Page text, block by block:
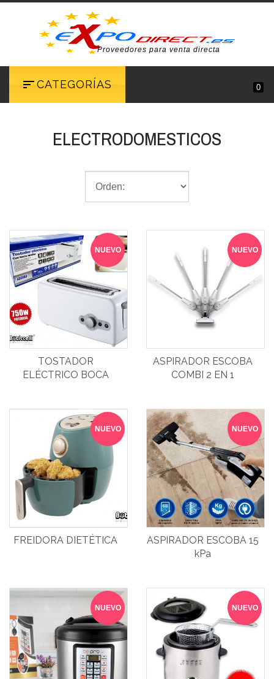
Proveedores para venta directa
CATEGORÍAS 0
ELECTRODOMESTICOS
NUEVO
TOSTADOR
ELÉCTRICO BOCA
NUEVO
ASPIRADOR ESCOBA
COMBI 2 EN 1
NUEVO
FREIDORA DIETÉTICA
NUEVO
ASPIRADOR ESCOBA 15
kPa
NUEVO NUEVO